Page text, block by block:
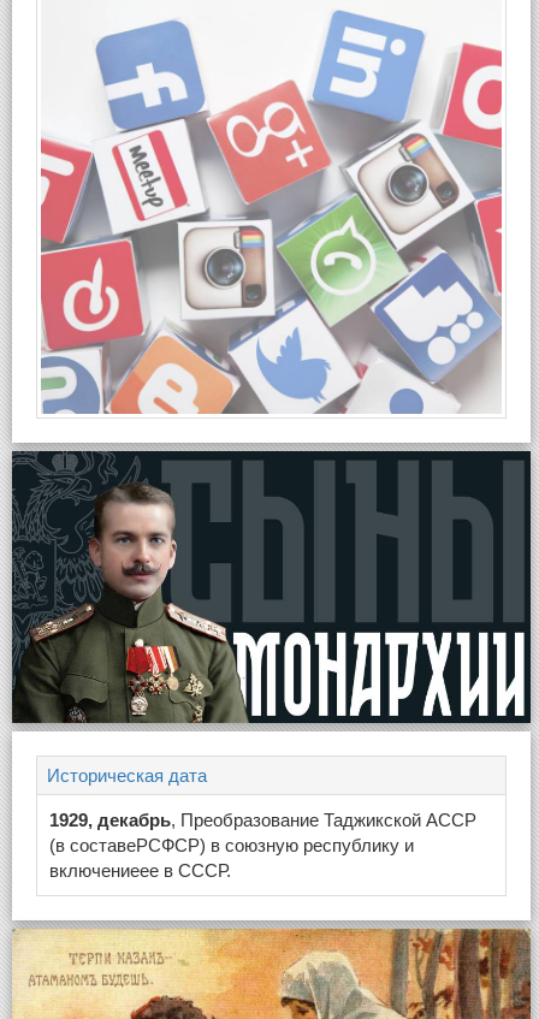
Историческая дата
1929, декабрь, Преобразование Таджикской АССР
(в составеРСФСР) в союзную республику и
включениеее в СССР.